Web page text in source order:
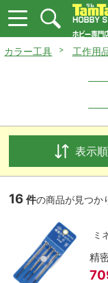
カラー工具 工作用
表示順
16 件の商品が見つか
ミ
精